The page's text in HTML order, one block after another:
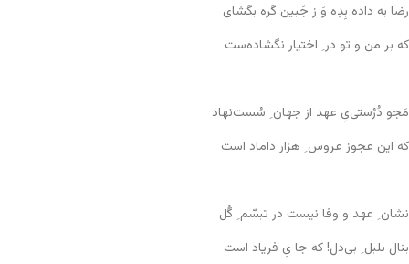
رضا به داده بِدِه وَ ز جَبین گره بگشای
که بر من و تو در ِ اختیار نگشاده‌ست
مَجو دُرُستی‌یِ عهد از جهان ِ سُست‌نهاد
که این عجوز عروس ِ هزار داماد است
نشان ِ عهد و وفا نیست در تبسّم ِ گُل
بنال بلبل ِ بی‌دل! که جا یِ فریاد است